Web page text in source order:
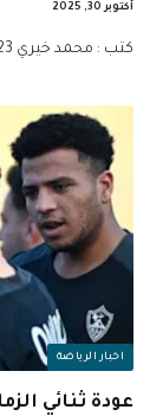
أكتوبر 30, 2025
كتب : محمد خيري 10:23 ص 30/10/2025 يلتقي…
اخبار الرياضة
عودة ثنائي